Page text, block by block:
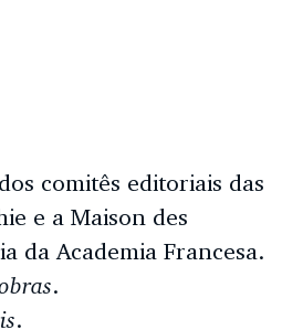
comitês editoriais das
e a Maison des
da Academia Francesa.
.
.